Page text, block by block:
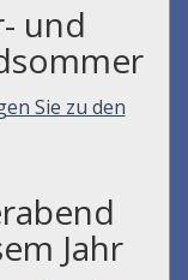
und
Sie zu den
Jahr